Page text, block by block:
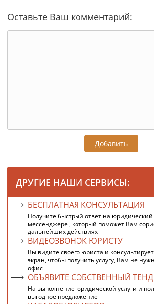
Оставьте Ваш комментарий:
Добавить
ДРУГИЕ НАШИ СЕРВИСЫ:
БЕСПЛАТНАЯ КОНСУЛЬТАЦИЯ
Получите быстрый ответ на
мессенджере , который поможет Вам
дальнейших действиях
ВИДЕОЗВОНОК ЮРИСТУ
Вы видите своего юриста и
экран, чтобы получить услугу, Вам не
офис
ОБЪЯВИТЕ СОБСТВЕННЫЙ
На выполнение юридической услуги и
выгодное предложение